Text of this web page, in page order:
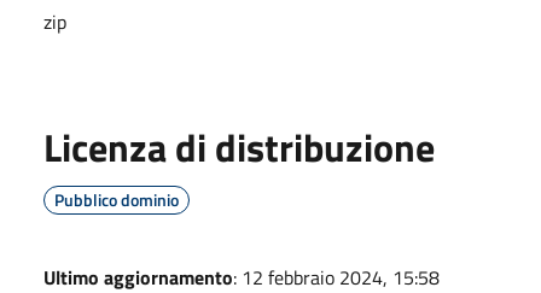
zip
Licenza di distribuzione
Pubblico dominio
Ultimo aggiornamento: 12 febbraio 2024, 15:58